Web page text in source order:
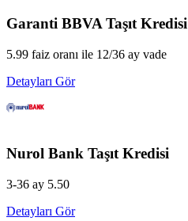
Garanti BBVATaşıt Kredisi
5.99 faiz oranı ile 12/36 ay vade
Detayları Gör
Nurol Bank Taşıt Kredisi
3-36 ay 5.50
Detayları Gör